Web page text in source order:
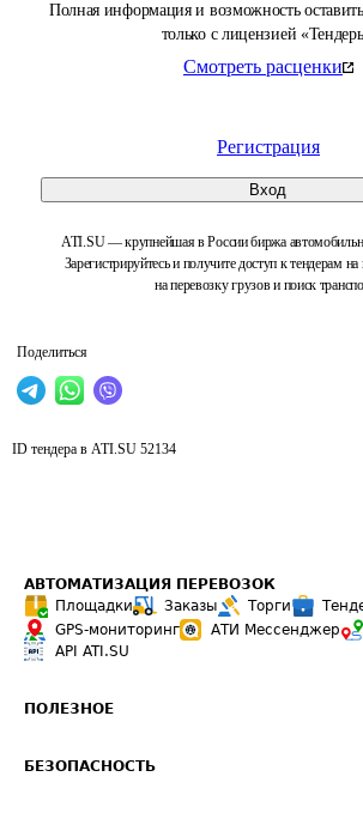
Полная информация и возможность
только с лицензией
Смотреть расценки
Регистрация
Вход
ATI.SU — крупнейшая в России биржа
Зарегистрируйтесь и получите доступ к тендерам
на перевозку грузов и поиск
Поделиться
ID тендера в ATI.SU 52134
АВТОМАТИЗАЦИЯ ПЕРЕВОЗОК
Площадки
Заказы Торги
GPS-мониторинг
АТИ Мессенджер
API ATI.SU
ПОЛЕЗНОЕ
БЕЗОПАСНОСТЬ